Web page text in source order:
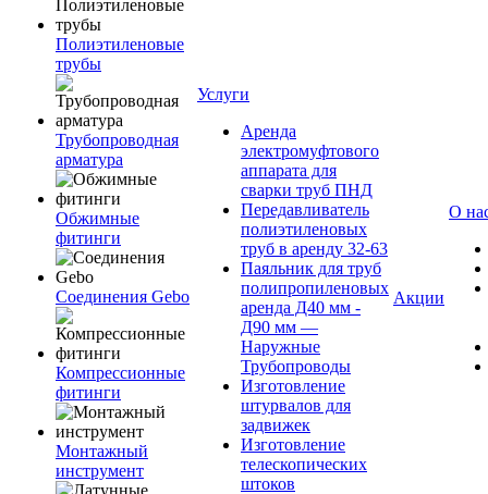
Полиэтиленовые
трубы
Трубопроводная
арматура
Обжимные
фитинги
Соединения Gebo
Компрессионные
фитинги
Монтажный
инструмент
Услуги
Аренда
электромуфтового
аппарата для
сварки труб ПНД
Передавливатель
полиэтиленовых
труб в аренду 32-63
Паяльник для труб
полипропиленовых
аренда Д40 мм -
Д90 мм —
Наружные
Трубопроводы
Изготовление
штурвалов для
задвижек
Изготовление
телескопических
штоков
Акции
О